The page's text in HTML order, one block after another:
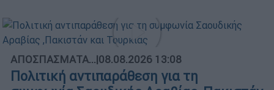
ΑΠΟΣΠΑΣΜΑΤΑ...|08.08.2026 13:08
Πολιτική αντιπαράθεση για τη